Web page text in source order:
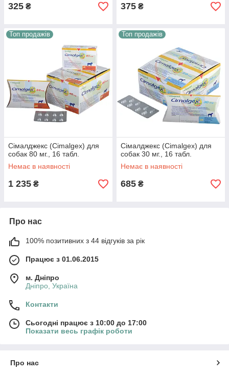
325 ₴ 375 ₴
Топ продажів
Сімалджекс (Cimalgex) для
собак 80 мг., 16 табл.
Немає в наявності
1 235 ₴
Топ продажів
Сімалджекс (Cimalgex) для
собак 30 мг., 16 табл.
Немає в наявності
685 ₴
Про нас
100% позитивних з 44 відгуків за рік
Працює з 01.06.2015
м. Дніпро
Дніпро, Україна
Контакти
Сьогодні працює з 10:00 до 17:00
Показати весь графік роботи
Про нас